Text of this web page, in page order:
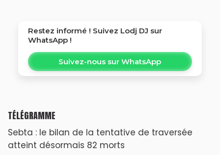
Restez informé ! Suivez Lodj DJ sur
WhatsApp !
Suivez-nous sur WhatsApp
TÉLÉGRAMME
Sebta : le bilan de la tentative de traversée
atteint désormais 82 morts